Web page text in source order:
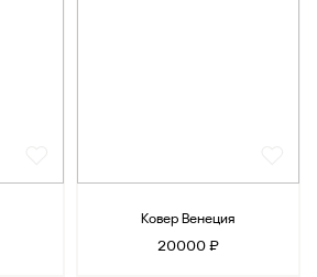
Ковер Венеция
20000 ₽